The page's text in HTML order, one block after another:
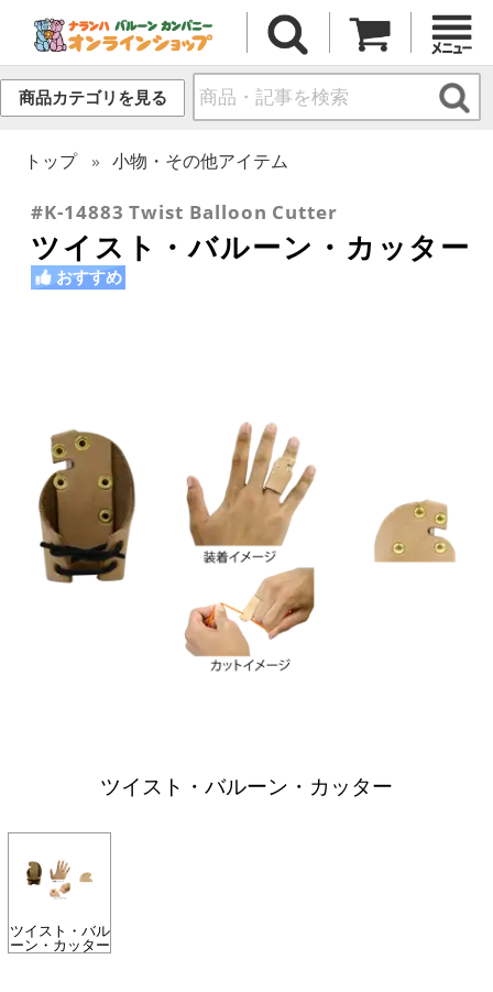
商品カテゴリを見る
トップ 小物・その他アイテム
#K-14883 Twist Balloon Cutter
ツイスト・バルーン・カッター
おすすめ
ツイスト・バルーン・カッター
ツイスト・バル
ーン・カッター